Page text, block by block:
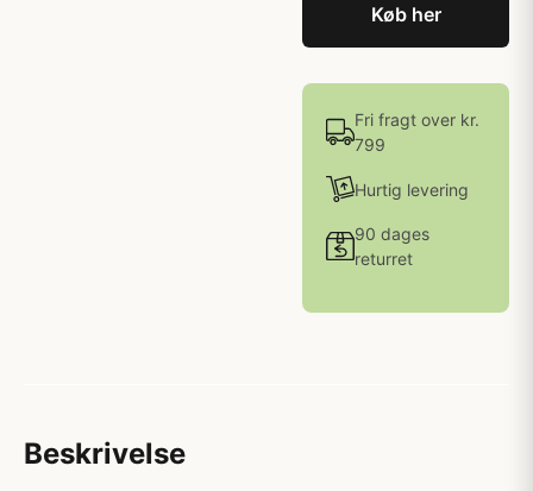
Køb her
Fri fragt over kr.
799
Hurtig levering
90 dages
returret
Beskrivelse